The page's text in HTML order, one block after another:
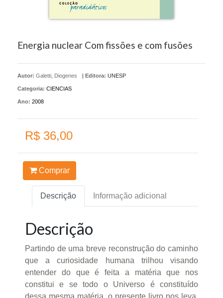
Energia nuclear Com fissões e com fusões
Autor: Galetti, Diogenes | Editora: UNESP
Categoria: CIENCIAS
Ano: 2008
R$ 36,00
Comprar
Descrição Informação adicional
Descrição
Partindo de uma breve reconstrução do caminho
que a curiosidade humana trilhou visando
entender do que é feita a matéria que nos
constitui e se todo o Universo é constituído
dessa mesma matéria, o presente livro nos leva,